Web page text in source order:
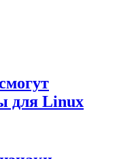
для Linux